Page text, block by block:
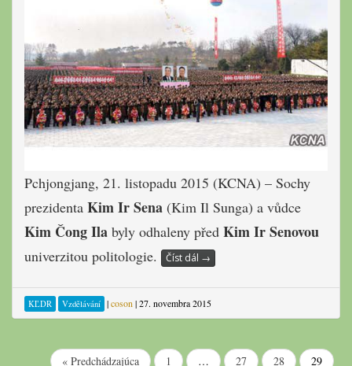
Pchjongjang, 21. listopadu 2015 (KCNA) – Sochy
prezidenta Kim Ir Sena (Kim Il Sunga) a vůdce
Kim Čong Ila byly odhaleny před Kim Ir Senovou
univerzitou politologie. Číst dál →
KĽDR Vzdělávání |coson |27. novembra 2015
« Predchádzajúca 1 … 27 28 29